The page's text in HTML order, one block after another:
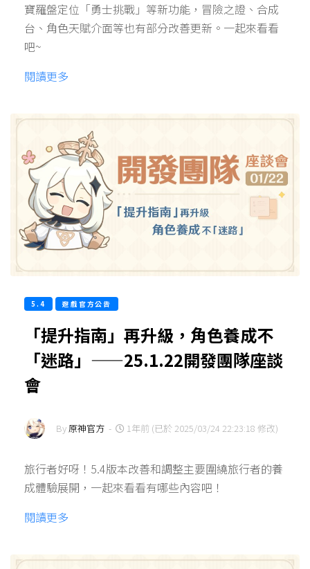
寶羅盤定位「勇士挑戰」等新功能，冒險之證、合成
台、角色天賦介面等也有部分改善更新。一起來看看
吧~
閱讀更多
5.4 遊戲官方公告
「提升指南」再升級，角色養成不
「迷路」——25.1.22開發團隊座談
會
By原神官方 - 1年前 (已於 2025/03/24 22:23:18 修改)
旅行者好呀！5.4版本改善和調整主要圍繞旅行者的養
成體驗展開，一起來看看有哪些內容吧！
閱讀更多